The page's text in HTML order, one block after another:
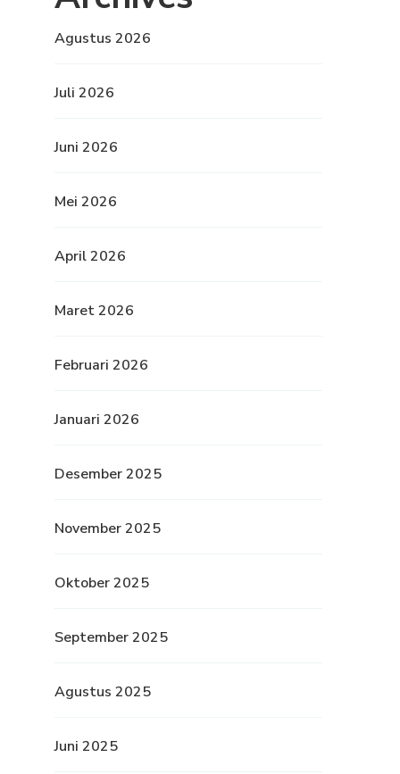
Agustus 2026
Juli 2026
Juni 2026
Mei 2026
April 2026
Maret 2026
Februari 2026
Januari 2026
Desember 2025
November 2025
Oktober 2025
September 2025
Agustus 2025
Juni 2025